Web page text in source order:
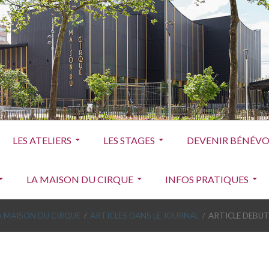
LES ATELIERS LES STAGES DEVENIR
LA MAISON DU CIRQUE INFOS PRATIQUES
MAISON DU CIRQUE ARTICLES DANS LE JOURNAL ARTICLE